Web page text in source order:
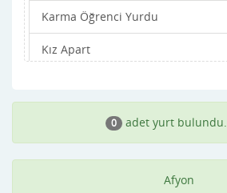
Sinanpaşa
Sincanli
Karma Öğrenci Yurdu
Kız Apart
Kız Pansiyonları
0 adet yurt bulundu.
Afyon